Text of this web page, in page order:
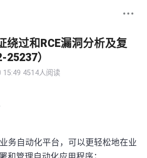
过和RCE漏洞分析及复
）
15:49 4514人阅读
务自动化平台，可以更轻松地在业